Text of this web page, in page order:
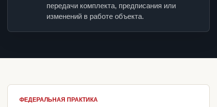
передачи комплекта, предписания или
изменений в работе объекта.
ФЕДЕРАЛЬНАЯ ПРАКТИКА